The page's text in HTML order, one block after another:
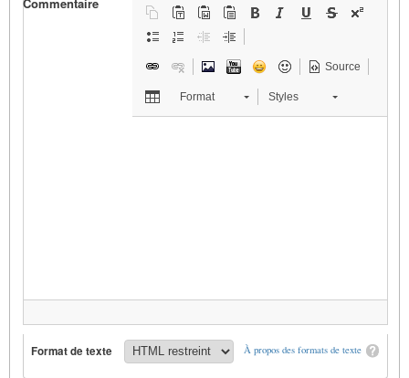
Source
Format Styles
À propos des formats de texte
Format de texte